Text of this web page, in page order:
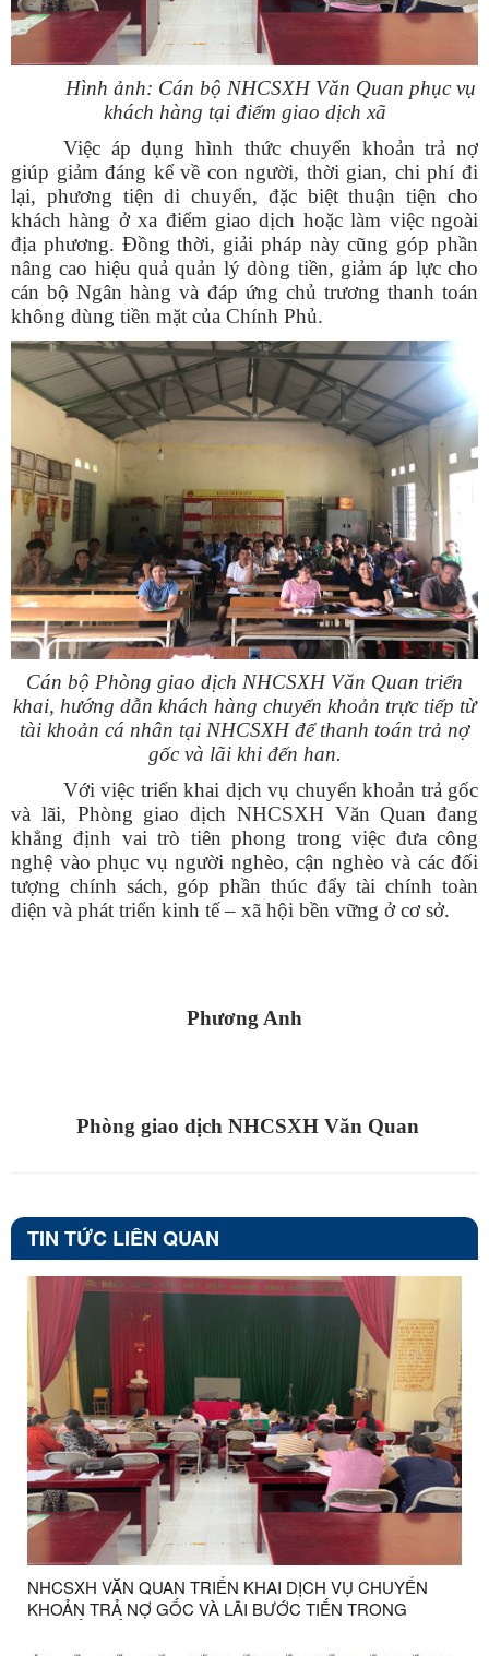
Hình ảnh: Cán bộ NHCSXH Văn Quan phục vụ
khách hàng tại điểm giao dịch xã
Việc áp dụng hình thức chuyển khoản trả nợ
giúp giảm đáng kể về con người, thời gian, chi phí đi
lại, phương tiện di chuyển, đặc biệt thuận tiện cho
khách hàng ở xa điểm giao dịch hoặc làm việc ngoài
địa phương. Đồng thời, giải pháp này cũng góp phần
nâng cao hiệu quả quản lý dòng tiền, giảm áp lực cho
cán bộ Ngân hàng và đáp ứng chủ trương thanh toán
không dùng tiền mặt của Chính Phủ.
Cán bộ Phòng giao dịch NHCSXH Văn Quan triển
khai, hướng dẫn khách hàng chuyển khoản trực tiếp từ
tài khoản cá nhân tại NHCSXH để thanh toán trả nợ
gốc và lãi khi đến han.
Với việc triển khai dịch vụ chuyển khoản trả gốc
và lãi, Phòng giao dịch NHCSXH Văn Quan đang
khẳng định vai trò tiên phong trong việc đưa công
nghệ vào phục vụ người nghèo, cận nghèo và các đối
tượng chính sách, góp phần thúc đẩy tài chính toàn
diện và phát triển kinh tế – xã hội bền vững ở cơ sở.
Phương Anh
Phòng giao dịch NHCSXH Văn Quan
TIN TỨC LIÊN QUAN
NHCSXH VĂN QUAN TRIỂN KHAI DỊCH VỤ CHUYỂN
KHOẢN TRẢ NỢ GỐC VÀ LÃI BƯỚC TIẾN TRONG